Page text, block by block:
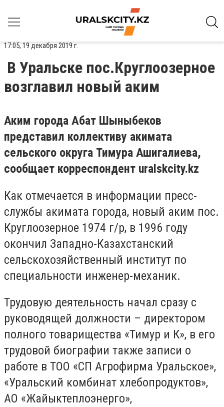
17:05, 19 декабря 2019 г.
В Уральске пос.Круглоозерное
возглавил новый аким
Аким города Абат Шыныбеков
представил коллективу акимата
сельского округа Тимура Ашигалиева,
сообщает корреспондент uralskcity.kz
Как отмечается в информации пресс-
службы акимата города, новый аким пос.
Круглоозерное 1974 г/р, в 1996 году
окончил Западно-Казахстанский
сельскохозяйственный институт по
специальности инженер-механик.
Трудовую деятельность начал сразу с
руководящей должности – директором
полного товарищества «Тимур и К», в его
трудовой биографии также записи о
работе в ТОО «СП Агрофирма Уральское»,
«Уральский комбинат хлебопродуктов»,
АО «Жайыктеплоэнерго»,